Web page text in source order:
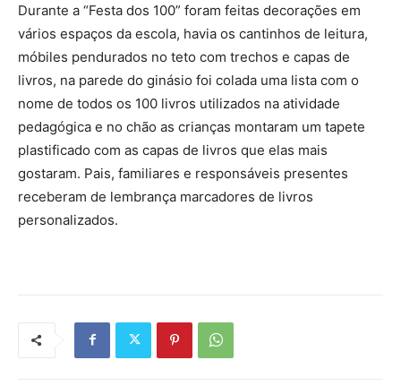
Durante a “Festa dos 100” foram feitas decorações em
vários espaços da escola, havia os cantinhos de leitura,
móbiles pendurados no teto com trechos e capas de
livros, na parede do ginásio foi colada uma lista com o
nome de todos os 100 livros utilizados na atividade
pedagógica e no chão as crianças montaram um tapete
plastificado com as capas de livros que elas mais
gostaram. Pais, familiares e responsáveis presentes
receberam de lembrança marcadores de livros
personalizados.